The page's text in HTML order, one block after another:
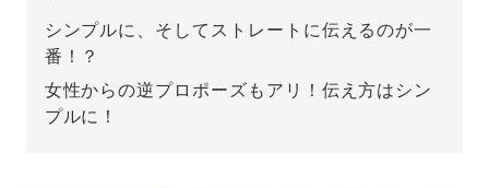
シンプルに、そしてストレートに伝えるのが一
番！？
女性からの逆プロポーズもアリ！伝え方はシン
プルに！
プロポーズサポート
先輩の体験談